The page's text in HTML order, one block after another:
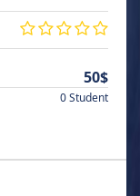
50$
0 Student